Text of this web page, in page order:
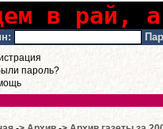
в рай,
пароль?